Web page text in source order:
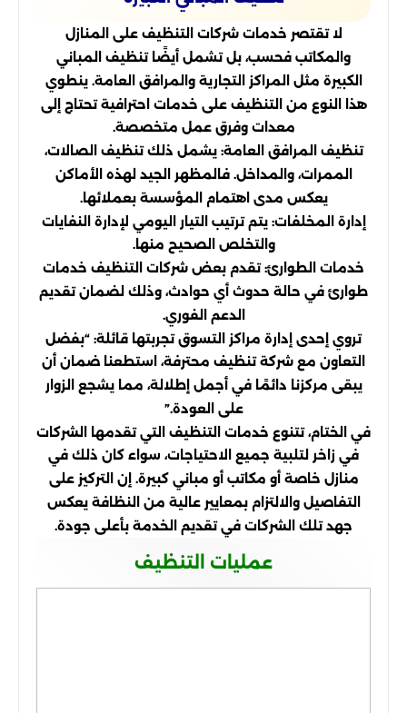
لا تقتصر خدمات شركات التنظيف على المنازل
والمكاتب فحسب، بل تشمل أيضًا تنظيف المباني
الكبيرة مثل المراكز التجارية والمرافق العامة. ينطوي
هذا النوع من التنظيف على خدمات احترافية تحتاج إلى
معدات وفرق عمل متخصصة.
تنظيف المرافق العامة: يشمل ذلك تنظيف الصالات،
الممرات، والمداخل. فالمظهر الجيد لهذه الأماكن
يعكس مدى اهتمام المؤسسة بعملائها.
إدارة المخلفات: يتم ترتيب التيار اليومي لإدارة النفايات
والتخلص الصحيح منها.
خدمات الطوارئ: تقدم بعض شركات التنظيف خدمات
طوارئ في حالة حدوث أي حوادث، وذلك لضمان تقديم
الدعم الفوري.
تروي إحدى إدارة مراكز التسوق تجربتها قائلة: “بفضل
التعاون مع شركة تنظيف محترفة، استطعنا ضمان أن
يبقى مركزنا دائمًا في أجمل إطلالة، مما يشجع الزوار
على العودة.”
في الختام، تتنوع خدمات التنظيف التي تقدمها الشركات
في زاخر لتلبية جميع الاحتياجات، سواء كان ذلك في
منازل خاصة أو مكاتب أو مباني كبيرة. إن التركيز على
التفاصيل والالتزام بمعايير عالية من النظافة يعكس
جهد تلك الشركات في تقديم الخدمة بأعلى جودة.
عمليات التنظيف